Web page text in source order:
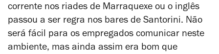
corrente nos riades de Marraquexe ou o inglês
passou a ser regra nos bares de Santorini. Não
será fácil para os empregados comunicar neste
ambiente, mas ainda assim era bom que